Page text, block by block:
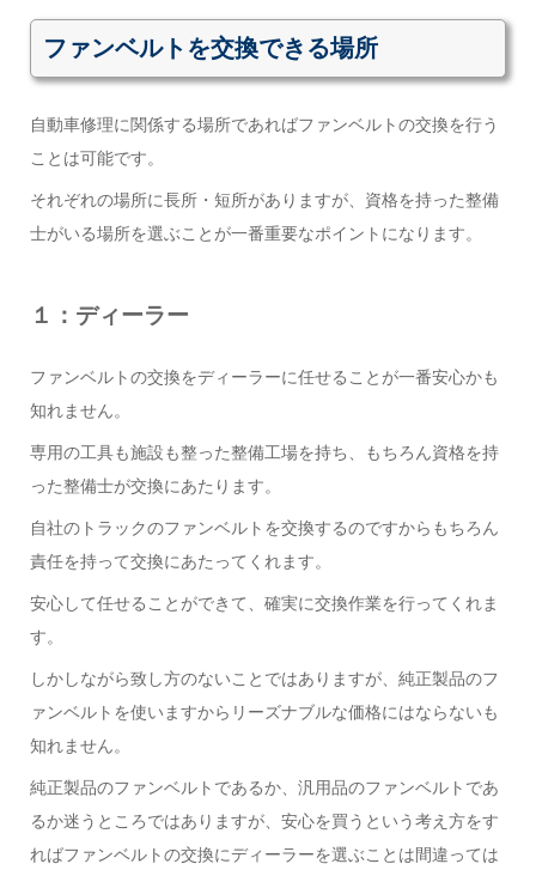
ファンベルトを交換できる場所
自動車修理に関係する場所であればファンベルトの交換を行う
ことは可能です。
それぞれの場所に長所・短所がありますが、資格を持った整備
士がいる場所を選ぶことが一番重要なポイントになります。
１：ディーラー
ファンベルトの交換をディーラーに任せることが一番安心かも
知れません。
専用の工具も施設も整った整備工場を持ち、もちろん資格を持
った整備士が交換にあたります。
自社のトラックのファンベルトを交換するのですからもちろん
責任を持って交換にあたってくれます。
安心して任せることができて、確実に交換作業を行ってくれま
す。
しかしながら致し方のないことではありますが、純正製品のフ
ァンベルトを使いますからリーズナブルな価格にはならないも
知れません。
純正製品のファンベルトであるか、汎用品のファンベルトであ
るか迷うところではありますが、安心を買うという考え方をす
ればファンベルトの交換にディーラーを選ぶことは間違っては